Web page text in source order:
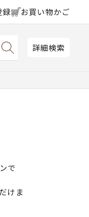
録 お買い物かご
詳細検索
で
けま